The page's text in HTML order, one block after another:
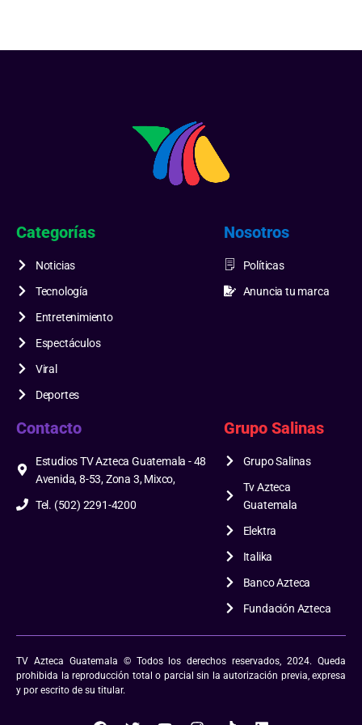
Categorías
Noticias
Tecnología
Entretenimiento
Espectáculos
Viral
Deportes
Nosotros
Políticas
Anuncia tu marca
Contacto
Estudios TV Azteca Guatemala - 48
Avenida, 8-53, Zona 3, Mixco,
Tel. (502) 2291-4200
Grupo Salinas
Grupo Salinas
Tv Azteca
Guatemala
Elektra
Italika
Banco Azteca
Fundación Azteca
TV Azteca Guatemala © Todos los derechos reservados, 2024. Queda
prohibida la reproducción total o parcial sin la autorización previa, expresa
y por escrito de su titular.